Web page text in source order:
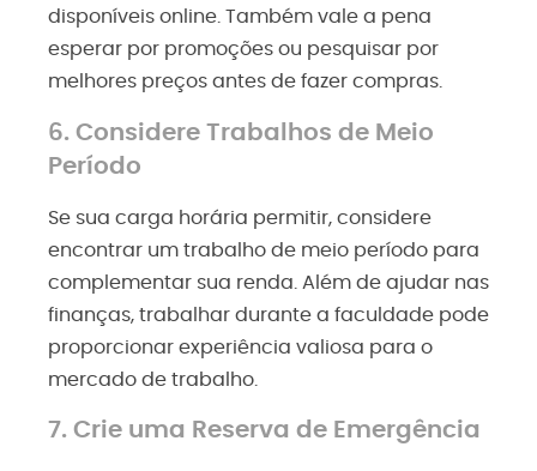
disponíveis online. Também vale a pena
esperar por promoções ou pesquisar por
melhores preços antes de fazer compras.
6. Considere Trabalhos de Meio
Período
Se sua carga horária permitir, considere
encontrar um trabalho de meio período para
complementar sua renda. Além de ajudar nas
finanças, trabalhar durante a faculdade pode
proporcionar experiência valiosa para o
mercado de trabalho.
7. Crie uma Reserva de Emergência